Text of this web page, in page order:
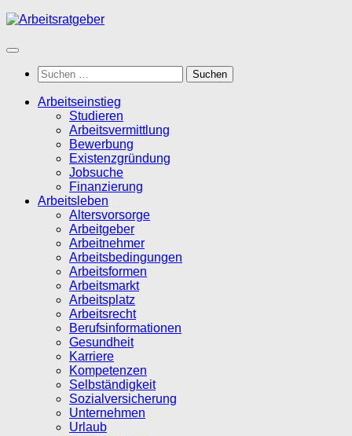
Zum
springen
Suchen
nach:
Arbeitseinstieg
Studieren
Arbeitsvermittlung
Bewerbung
Existenzgründung
Jobsuche
Finanzierung
Arbeitsleben
Altersvorsorge
Arbeitgeber
Arbeitnehmer
Arbeitsbedingungen
Arbeitsformen
Arbeitsmarkt
Arbeitsplatz
Arbeitsrecht
Berufsinformationen
Gesundheit
Karriere
Kompetenzen
Selbständigkeit
Sozialversicherung
Unternehmen
Urlaub